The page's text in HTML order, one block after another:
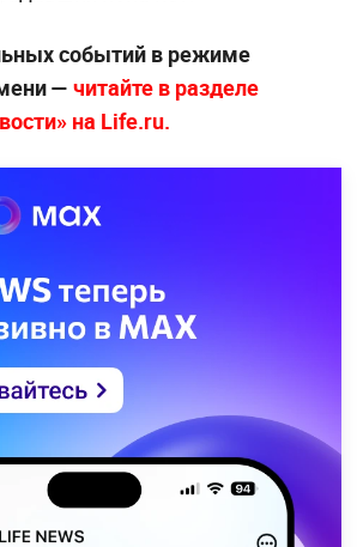
событий в режиме
— читайте в разделе
на Life.ru.